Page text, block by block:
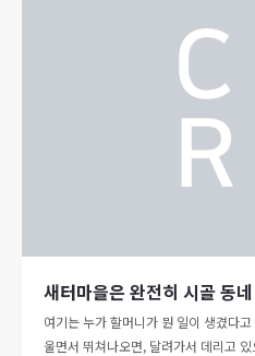
새터마을은 완전히 시골 동
여기는 누가 할머니가 뭔 일이 생겼다
울면서 뛰쳐나오면, 달려가서 데리고